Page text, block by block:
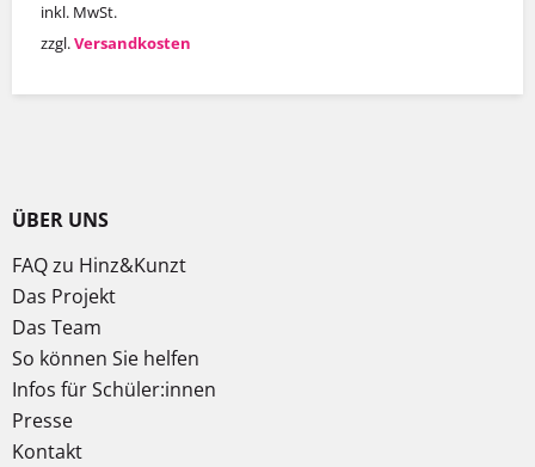
inkl. MwSt.
zzgl.Versandkosten
ÜBER UNS
FAQ zu Hinz&Kunzt
Das Projekt
Das Team
So können Sie helfen
Infos für Schüler:innen
Presse
Kontakt